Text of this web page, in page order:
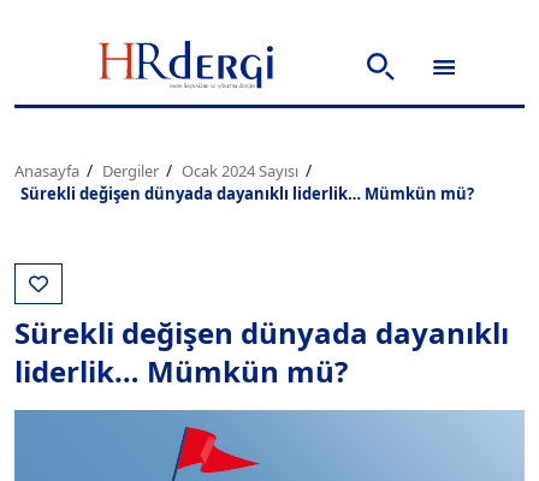
Anasayfa Dergiler
Ocak 2024 Sayısı
Sürekli değişen dünyada dayanıklı liderlik… Mümkün mü?
Sürekli değişen dünyada dayanıklı
liderlik… Mümkün mü?